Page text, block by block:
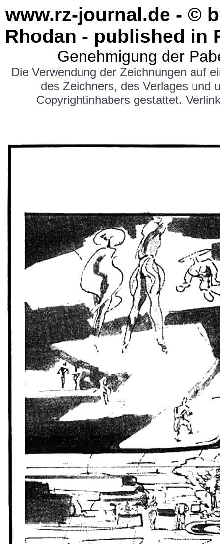
www.rz-journal.de - ©
Rhodan - published in
Genehmigung der
Die Verwendung der Zeichnungen auf
des Zeichners, des Verlages und
Copyrightinhabers gestattet.